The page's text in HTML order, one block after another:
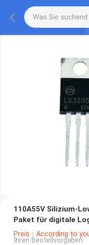
110A55V Silizium-
Paket für digitale
Preis：According to
Ihren Bestellvorgaben